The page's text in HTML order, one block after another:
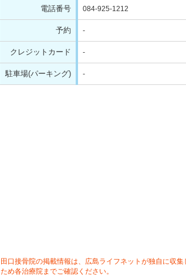
電話番号 084-925-1212
予約 -
クレジットカード -
駐車場(パーキング) -
田口接骨院の掲載情報は、広島ライフネットが独自に収
ため各治療院までご確認ください。